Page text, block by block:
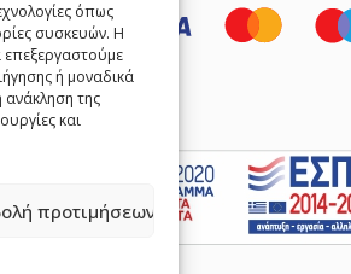
όπως
συσκευών. Η
επεξεργαστούμε
ή μοναδικά
της
και
προτιμήσεων